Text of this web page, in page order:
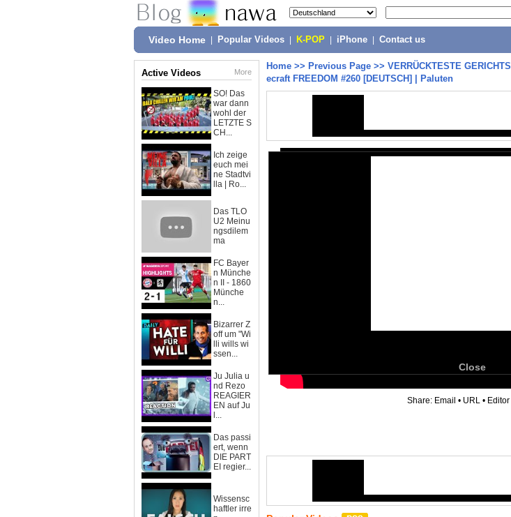
Video Home Popular Videos K-POP iPhone Contact us
Active Videos More
SO! Das
war dann
wohl der
LETZTE S
CH...
Ich zeige
euch mei
ne Stadtvi
lla | Ro...
Das TLO
U2 Meinu
ngsdilem
ma
FC Bayer
n Münche
n II - 1860
Münche
n...
Bizarrer Z
off um "Wi
lli wills wi
ssen...
Ju Julia u
nd Rezo
REAGIER
EN auf Ju
l...
Das passi
ert, wenn
DIE PART
EI regier...
Wissensc
haftler irre
Home >> Previous Page >> VERRÜCKTESTE
ecraft FREEDOM #260 [DEUTSCH] | Paluten
Close
Share: Email • URL • Editor